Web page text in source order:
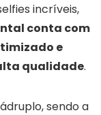
incríveis,
conta com
e
qualidade.
sendo a